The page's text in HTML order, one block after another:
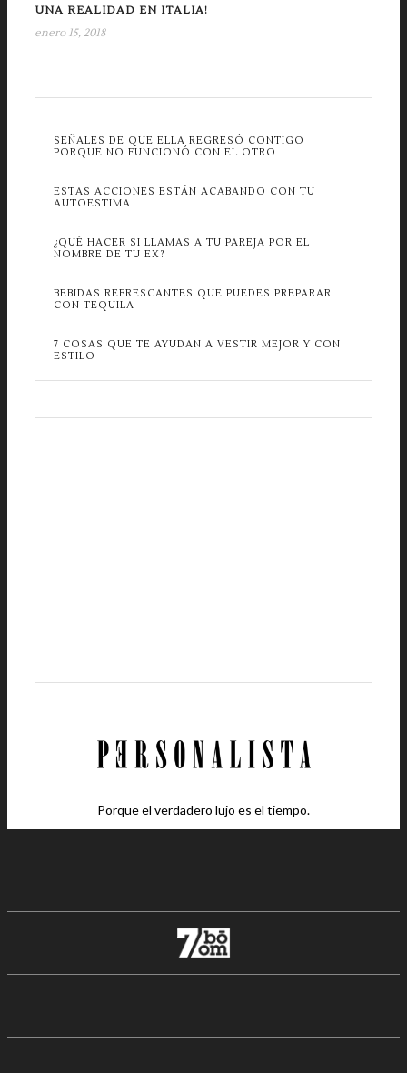
UNA REALIDAD EN ITALIA!
enero 15, 2018
SEÑALES DE QUE ELLA REGRESÓ CONTIGO
PORQUE NO FUNCIONÓ CON EL OTRO
ESTAS ACCIONES ESTÁN ACABANDO CON TU
AUTOESTIMA
¿QUÉ HACER SI LLAMAS A TU PAREJA POR EL
NOMBRE DE TU EX?
BEBIDAS REFRESCANTES QUE PUEDES PREPARAR
CON TEQUILA
7 COSAS QUE TE AYUDAN A VESTIR MEJOR Y CON
ESTILO
Porque el verdadero lujo es el tiempo.